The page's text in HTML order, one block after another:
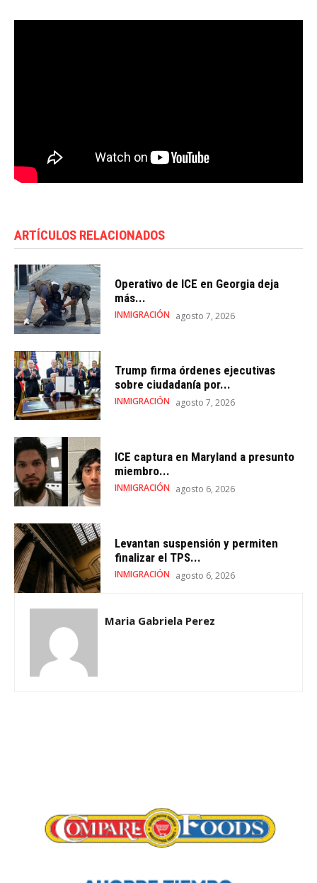
ARTÍCULOS RELACIONADOS
Operativo de ICE en Georgia deja
más...
INMIGRACIÓN agosto 7, 2026
Trump firma órdenes ejecutivas
sobre ciudadanía por...
INMIGRACIÓN agosto 7, 2026
ICE captura en Maryland a presunto
miembro...
INMIGRACIÓN agosto 6, 2026
Levantan suspensión y permiten
finalizar el TPS...
INMIGRACIÓN agosto 6, 2026
Maria Gabriela Perez